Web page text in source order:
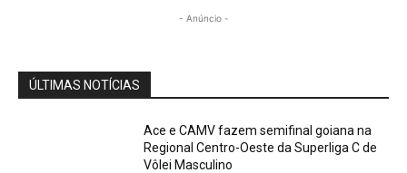
- Anúncio -
ÚLTIMAS NOTÍCIAS
Ace e CAMV fazem semifinal goiana na
Regional Centro-Oeste da Superliga C de
Vôlei Masculino